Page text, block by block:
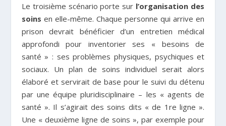
Le troisième scénario porte sur l’organisation des
soins en elle-même. Chaque personne qui arrive en
prison devrait bénéficier d’un entretien médical
approfondi pour inventorier ses « besoins de
santé » : ses problèmes physiques, psychiques et
sociaux. Un plan de soins individuel serait alors
élaboré et servirait de base pour le suivi du détenu
par une équipe pluridisciplinaire – les « agents de
santé ». Il s’agirait des soins dits « de 1 re ligne ».
Une « deuxième ligne de soins », par exemple pour